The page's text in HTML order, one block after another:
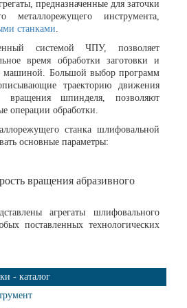
предназначенные для заточки
металлорежущего инструмента,
станками.
системой ЧПУ, позволяет
время обработки заготовки и
машиной. Большой выбор программ
траекторию движения
вращения шпинделя, позволяют
операции обработки.
станка шлифовальной
основные параметры:
вращения абразивного
агрегаты шлифовального
поставленных технологических
- каталог